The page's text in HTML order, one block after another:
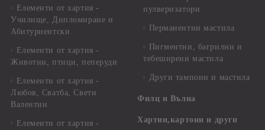
Елементи от хартия -
Училище, Дипломиране и
Абитуриентски
Елементи от хартия -
Животни, птици, пеперуди
Елементи от хартия -
Любов, Сватба, Свети
Валентин
Елементи от хартия -
пулверизатори
Перманентни мастила
Пигментни, багрилни и
тебеширени мастила
Други тампони и мастила
Филц и Вълна
Хартии,картони и други